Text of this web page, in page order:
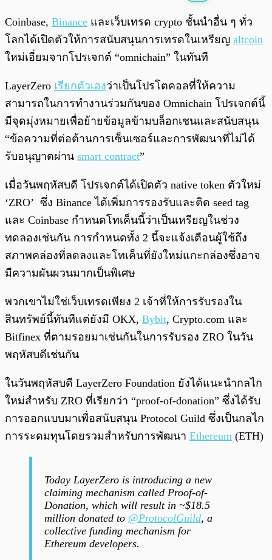
0:00 0:00
Coinbase, Binance และเว็บเทรด crypto ชั้นนำอื่น ๆ ทั่ว
โลกได้เปิดตัวให้การสนับสนุนการเทรดในเหรียญ altcoin
ใหม่เอี่ยมจากโปรเจกต์ “omnichain” ในทันที
LayerZero เรียกตัวเองว่าเป็นโปรโตคอลที่ให้ความ
สามารถในการทำงานร่วมกันของ Omnichain โปรเจกต์นี้
มีจุดมุ่งหมายเพื่อย้ายข้อมูลข้ามบล็อกเชนและสนับสนุน
“ข้อความที่ต่อต้านการเซ็นเซอร์และการพัฒนาที่ไม่ได้
รับอนุญาตผ่าน smart contract”
เมื่อวันพฤหัสบดี โปรเจกต์ได้เปิดตัว native token ตัวใหม่
‘ZRO’ ซึ่ง Binance ได้เพิ่มการรองรับและติด seed tag
และ Coinbase กำหนดโทเค็นนี้ว่าเป็นเหรียญในช่วง
ทดลองเช่นกัน การกำหนดทั้ง 2 นี้จะแจ้งเตือนผู้ใช้ถึง
สภาพคล่องที่ลดลงและโทเค็นที่ยังใหม่แกะกล่องซึ่งอาจ
มีความผันผวนมากเป็นพิเศษ
พวกเขาไม่ใช่เว็บเทรดเพียง 2 เจ้าที่ให้การรับรองใน
สินทรัพย์นี้ทันทีแต่ยังมี OKX, Bybit, Crypto.com และ
Bitfinex ที่ตามรอยมาเช่นกันในการรับรอง ZRO ในวัน
พฤหัสบดีเช่นกัน
ในวันพฤหัสบดี LayerZero Foundation ยังได้แนะนำกลไก
ใหม่สำหรับ ZRO ที่เรียกว่า “proof-of-donation” ซึ่งได้รับ
การออกแบบมาเพื่อสนับสนุน Protocol Guild ซึ่งเป็นกลไก
การระดมทุนโดยรวมสำหรับการพัฒนา Ethereum (ETH)
Today LayerZero is introducing a new
claiming mechanism called Proof-of-
Donation, which will result in ~$18.5
million donated to @ProtocolGuild, a
collective funding mechanism for
Ethereum developers.